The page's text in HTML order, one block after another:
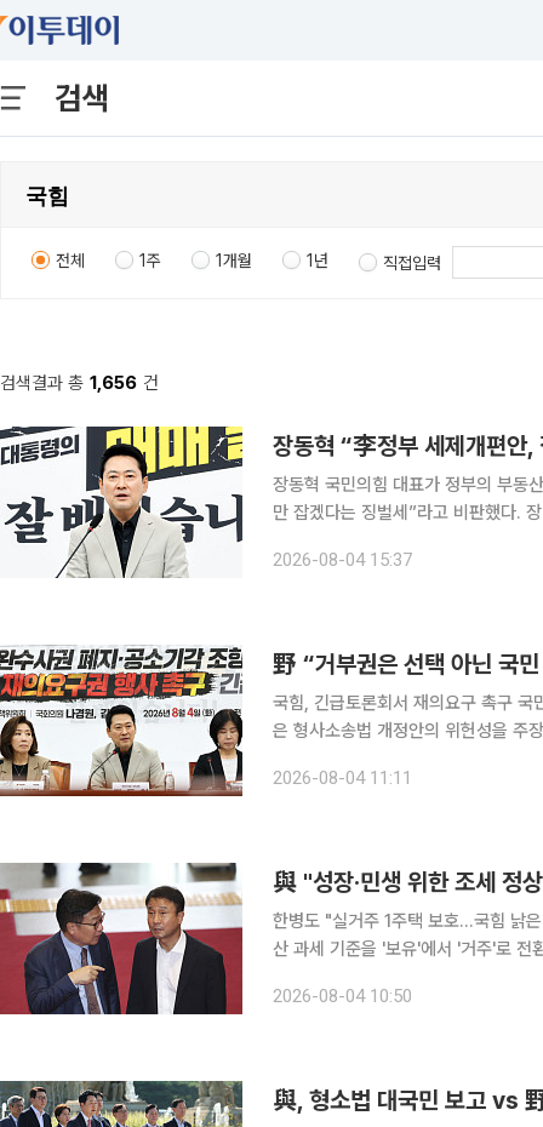
검색
전체 1주 1개월 1년 직접입력
검색결과 총 1,656 건
장동혁 “李정부 세제개편안,
장동혁 국민의힘 대표가 정부의 부동
만 잡겠다는 징벌세”라고 비판했다. 장 대표는 4일 국회에서 기자회견을 열고 “이재명 대통령은 장
2026-08-04 15:37
野 “거부권은 선택 아닌 국
국힘, 긴급토론회서 재의요구 촉구 국민의힘이 검사의 보완수사권 폐지와 공소기각 사유 확대를 담
은 형사소송법 개정안의 위헌성을 주
2026-08-04 11:11
與 "성장·민생 위한 조세 정
한병도 "실거주 1주택 보호…국힘 낡은
산 과세 기준을 '보유'에서 '거주'로
2026-08-04 10:50